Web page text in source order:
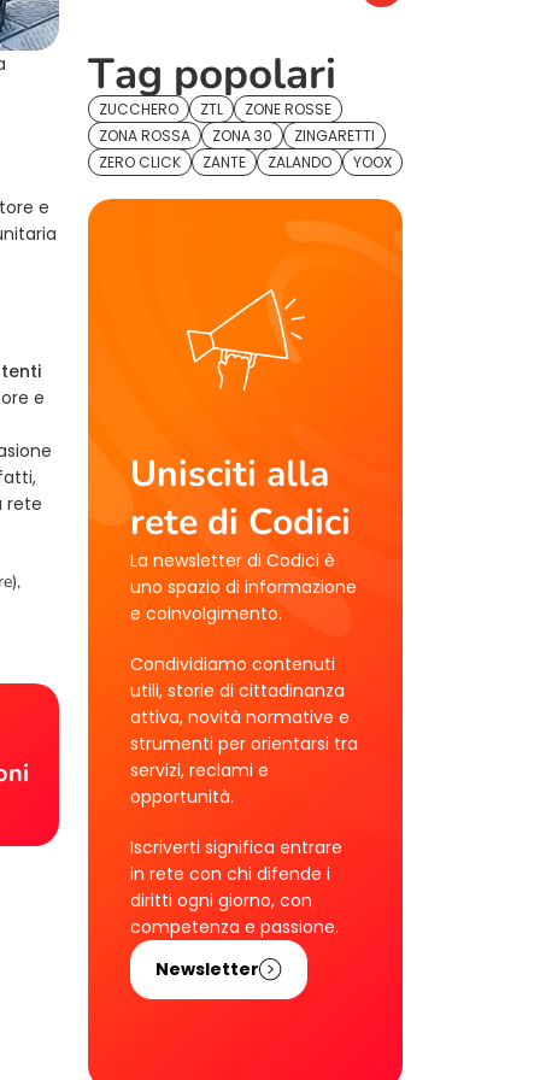
e
e
rete
Tag popolari
ZUCCHERO ZTL
ZONE ROSSE
ZONA ROSSA
ZONA 30
ZINGARETTI
ZERO CLICK
ZANTE ZALANDO YOOX
Unisciti alla
rete di Codici
La newsletter di Codici è
uno spazio di informazione
e coinvolgimento.
Condividiamo contenuti
utili, storie di cittadinanza
attiva, novità normative e
strumenti per orientarsi tra
servizi, reclami e
opportunità.
Iscriverti significa entrare
in rete con chi difende i
diritti ogni giorno, con
competenza e passione.
Newsletter